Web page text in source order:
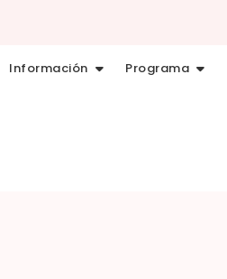
Información Programa